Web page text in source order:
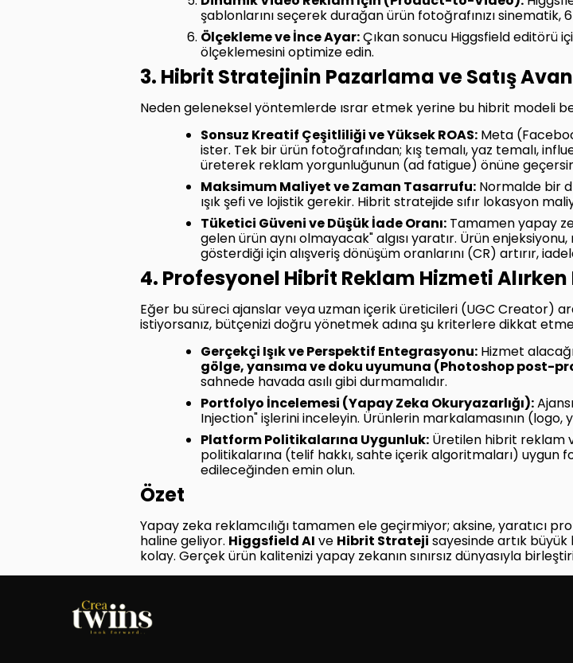
Dinamik Video Reklam İçin (Product-to-Video):
şablonlarını seçerek durağan ürün fotoğrafınızı
Ölçekleme ve İnce Ayar:Çıkan sonucu Higgsfield editörü
ölçeklemesini optimize edin.
3. Hibrit Stratejinin Pazarlama ve Satış
Neden geleneksel yöntemlerde ısrar etmek yerine bu hibrit modeli
Sonsuz Kreatif Çeşitliliği ve Yüksek ROAS: Meta
ister. Tek bir ürün fotoğrafından; kış temalı, yaz temalı,
üreterek reklam yorgunluğunun (ad fatigue) önüne
Maksimum Maliyet ve Zaman Tasarrufu: Normalde bir
ışık şefi ve lojistik gerekir. Hibrit stratejide sıfır lokasyon
Tüketici Güveni ve Düşük İade Oranı: Tamamen yapay
gelen ürün aynı olmayacak" algısı yaratır. Ürün
gösterdiği için alışveriş dönüşüm oranlarını (CR) artırır,
4. Profesyonel Hibrit Reklam Hizmeti
Eğer bu süreci ajanslar veya uzman içerik üreticileri (UGC Creator)
istiyorsanız, bütçenizi doğru yönetmek adına şu kriterlere dikkat
Gerçekçi Işık ve Perspektif Entegrasyonu: Hizmet
gölge, yansıma ve doku uyumuna (Photoshop post-
sahnede havada asılı gibi durmamalıdır.
Portfolyo İncelemesi (Yapay Zeka Okuryazarlığı):
Injection" işlerini inceleyin. Ürünlerin markalamasının (logo,
Platform Politikalarına Uygunluk: Üretilen hibrit reklam
politikalarına (telif hakkı, sahte içerik algoritmaları) uygun
edileceğinden emin olun.
Özet
Yapay zeka reklamcılığı tamamen ele geçirmiyor; aksine, yaratıcı
haline geliyor. Higgsfield AI ve Hibrit Strateji sayesinde artık
kolay. Gerçek ürün kalitenizi yapay zekanın sınırsız dünyasıyla